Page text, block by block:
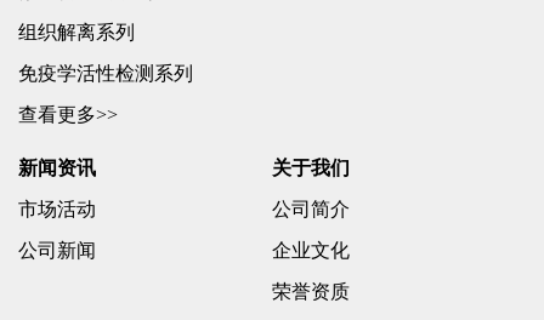
组织解离系列
免疫学活性检测系列
查看更多>>
新闻资讯
市场活动
公司新闻
关于我们
公司简介
企业文化
荣誉资质